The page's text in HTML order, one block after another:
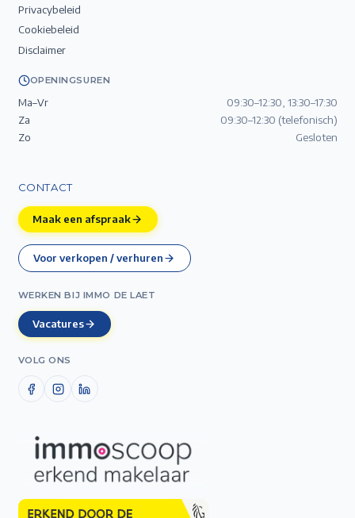
Privacybeleid
Cookiebeleid
Disclaimer
OPENINGSUREN
Ma–Vr
09:30–12:30, 13:30–17:30
Za
09:30–12:30 (telefonisch)
Zo
Gesloten
CONTACT
Maak een afspraak
Voor verkopen / verhuren
WERKEN BIJ IMMO DE LAET
Vacatures
VOLG ONS